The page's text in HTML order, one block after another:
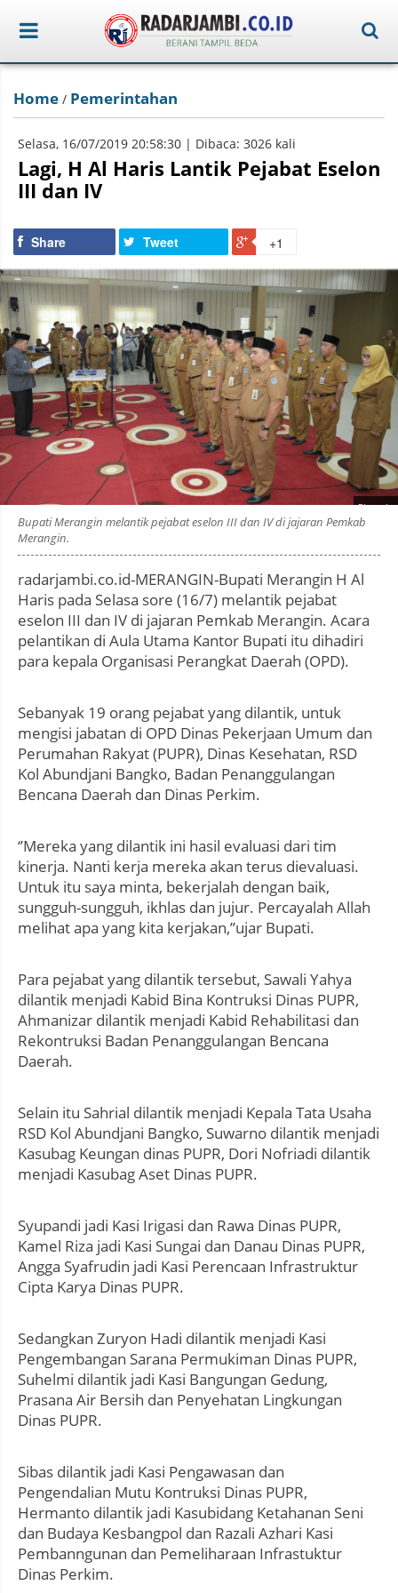
Home / Pemerintahan
Selasa, 16/07/2019 20:58:30 | Dibaca: 3026 kali
Lagi, H Al Haris Lantik Pejabat Eselon
III dan IV
Share Tweet +1
Photo by
:
Bupati Merangin melantik pejabat eselon III dan IV di jajaran Pemkab
Merangin.
radarjambi.co.id-MERANGIN-Bupati Merangin H Al
Haris pada Selasa sore (16/7) melantik pejabat
eselon III dan IV di jajaran Pemkab Merangin. Acara
pelantikan di Aula Utama Kantor Bupati itu dihadiri
para kepala Organisasi Perangkat Daerah (OPD).
Sebanyak 19 orang pejabat yang dilantik, untuk
mengisi jabatan di OPD Dinas Pekerjaan Umum dan
Perumahan Rakyat (PUPR), Dinas Kesehatan, RSD
Kol Abundjani Bangko, Badan Penanggulangan
Bencana Daerah dan Dinas Perkim.
‘’Mereka yang dilantik ini hasil evaluasi dari tim
kinerja. Nanti kerja mereka akan terus dievaluasi.
Untuk itu saya minta, bekerjalah dengan baik,
sungguh-sungguh, ikhlas dan jujur. Percayalah Allah
melihat apa yang kita kerjakan,’’ujar Bupati.
Para pejabat yang dilantik tersebut, Sawali Yahya
dilantik menjadi Kabid Bina Kontruksi Dinas PUPR,
Ahmanizar dilantik menjadi Kabid Rehabilitasi dan
Rekontruksi Badan Penanggulangan Bencana
Daerah.
Selain itu Sahrial dilantik menjadi Kepala Tata Usaha
RSD Kol Abundjani Bangko, Suwarno dilantik menjadi
Kasubag Keungan dinas PUPR, Dori Nofriadi dilantik
menjadi Kasubag Aset Dinas PUPR.
Syupandi jadi Kasi Irigasi dan Rawa Dinas PUPR,
Kamel Riza jadi Kasi Sungai dan Danau Dinas PUPR,
Angga Syafrudin jadi Kasi Perencaan Infrastruktur
Cipta Karya Dinas PUPR.
Sedangkan Zuryon Hadi dilantik menjadi Kasi
Pengembangan Sarana Permukiman Dinas PUPR,
Suhelmi dilantik jadi Kasi Bangungan Gedung,
Prasana Air Bersih dan Penyehatan Lingkungan
Dinas PUPR.
Sibas dilantik jadi Kasi Pengawasan dan
Pengendalian Mutu Kontruksi Dinas PUPR,
Hermanto dilantik jadi Kasubidang Ketahanan Seni
dan Budaya Kesbangpol dan Razali Azhari Kasi
Pembanngunan dan Pemeliharaan Infrastuktur
Dinas Perkim.